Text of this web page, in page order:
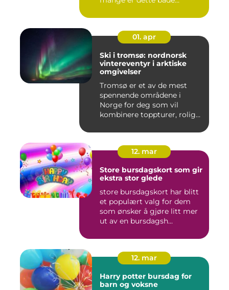
01. apr
Ski i tromsø: nordnorsk
vintereventyr i arktiske
omgivelser
Tromsø er et av de mest
spennende områdene i
Norge for deg som vil
kombinere toppturer, rolig
12. mar
Store bursdagskort som gir
ekstra stor glede
store bursdagskort har blitt
et populært valg for dem
som ønsker å gjøre litt mer
ut av en bursdagsh...
12. mar
Harry potter bursdag for
barn og voksne